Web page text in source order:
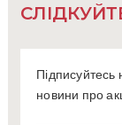
новини про